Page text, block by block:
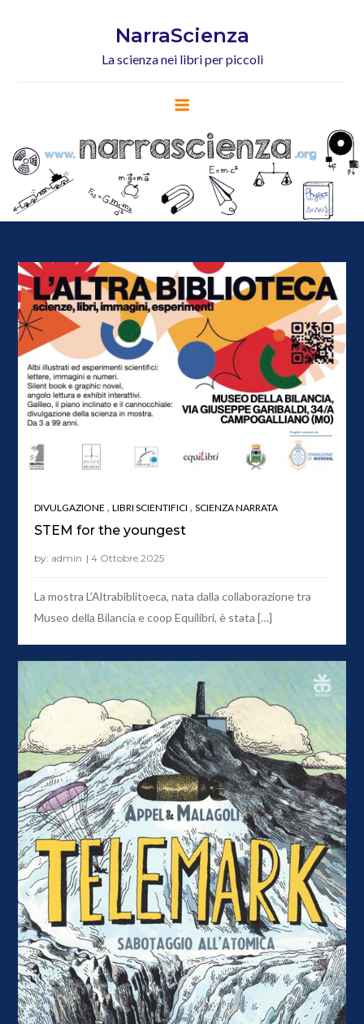
NarraScienza
La scienza nei libri per piccoli
DIVULGAZIONE ,LIBRI SCIENTIFICI ,SCIENZA NARRATA
STEM for the youngest
by: admin
La mostra L’Altrabiblitoeca, nata dalla collaborazione tra
Museo della Bilancia e coop Equilibri, è stata […]